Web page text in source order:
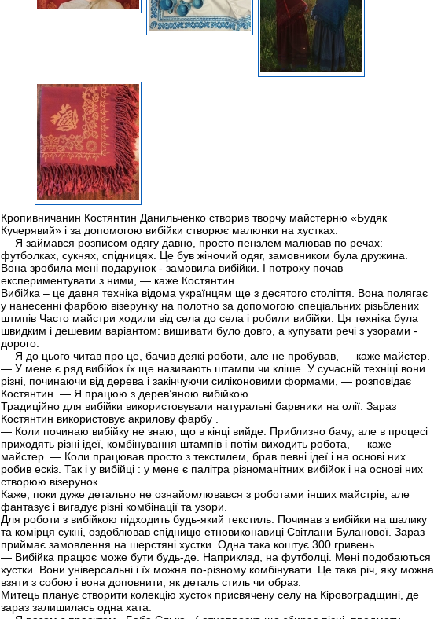
Кропивничанин Костянтин Данильченко створив творчу майстерню «Будяк
Кучерявий» і за допомогою вибійки створює малюнки на хустках.
— Я займався розписом одягу давно, просто пензлем малював по речах:
футболках, сукнях, спідницях. Це був жіночий одяг, замовником була дружина.
Вона зробила мені подарунок - замовила вибійки. І потроху почав
експериментувати з ними, — каже Костянтин.
Вибійка – це давня техніка відома українцям ще з десятого століття. Вона полягає
у нанесенні фарбою візерунку на полотно за допомогою спеціальних різьблених
штмпів Часто майстри ходили від села до села і робили вибійки. Ця техніка була
швидким і дешевим варіантом: вишивати було довго, а купувати речі з узорами -
дорого.
— Я до цього читав про це, бачив деякі роботи, але не пробував, — каже майстер.
— У мене є ряд вибійок їх ще називають штампи чи кліше. У сучасній техніці вони
різні, починаючи від дерева і закінчуючи силіконовими формами, — розповідає
Костянтин. — Я працюю з дерев’яною вибійкою.
Традиційно для вибійки використовували натуральні барвники на олії. Зараз
Костянтин використовує акрилову фарбу .
— Коли починаю вибійку не знаю, що в кінці вийде. Приблизно бачу, але в процесі
приходять різні ідеї, комбінування штампів і потім виходить робота, — каже
майстер. — Коли працював просто з текстилем, брав певні ідеї і на основі них
робив ескіз. Так і у вибійці : у мене є палітра різноманітних вибійок і на основі них
створюю візерунок.
Каже, поки дуже детально не ознайомлювався з роботами інших майстрів, але
фантазує і вигадує різні комбінації та узори.
Для роботи з вибійкою підходить будь-який текстиль. Починав з вибійки на шалику
та комірця сукні, оздоблював спідницю етновиконавиці Світлани Буланової. Зараз
приймає замовлення на шерстяні хустки. Одна така коштує 300 гривень.
— Вибійка працює може бути будь-де. Наприклад, на футболці. Мені подобаються
хустки. Вони універсальні і їх можна по-різному комбінувати. Це така річ, яку можна
взяти з собою і вона доповнити, як деталь стиль чи образ.
Митець планує створити колекцію хусток присвячену селу на Кіровоградщині, де
зараз залишилась одна хата.